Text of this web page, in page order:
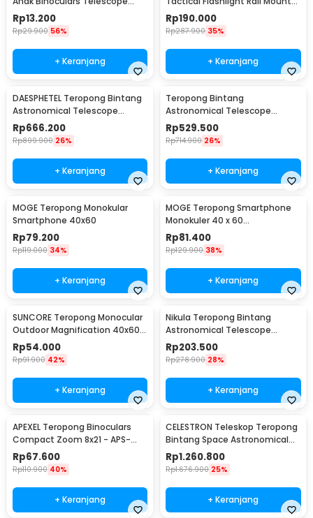
2.5x26 - 1138
Rp13.200
Rp29.900 56%
+ Keranjang
200 Lumens - JGSD
Rp190.000
Rp287.900 35%
+ Keranjang
DAESPHETEL Teropong Bintang
Astronomical Telescope
700/76mm - F70076
Rp666.200
Rp899.900 26%
+ Keranjang
Teropong Bintang
Astronomical Telescope
700/60mm - F70060
Rp529.500
Rp714.900 26%
+ Keranjang
MOGE Teropong Monokular
Smartphone 40x60
Rp79.200
Rp119.000 34%
+ Keranjang
MOGE Teropong Smartphone
Monokuler 40 x 60
Magnification Zoom - KL1040
Rp81.400
Rp129.900 38%
+ Keranjang
SUNCORE Teropong Monocular
Outdoor Magnification 40x60
Waterproof - 1040
Rp54.000
Rp91.900 42%
+ Keranjang
Nikula Teropong Bintang
Astronomical Telescope
360/50mm 90x - F36050
Rp203.500
Rp278.900 28%
+ Keranjang
APEXEL Teropong Binoculars
Compact Zoom 8x21 - APS-
8X21
Rp67.600
Rp110.900 40%
+ Keranjang
CELESTRON Teleskop Teropong
Bintang Space Astronomical
80mm - SCTW-80
Rp1.260.800
Rp1.676.900 25%
+ Keranjang